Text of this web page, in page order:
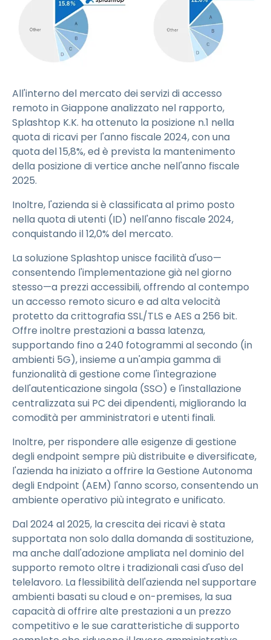
All'interno del mercato dei servizi di accesso
remoto in Giappone analizzato nel rapporto,
Splashtop K.K. ha ottenuto la posizione n.1 nella
quota di ricavi per l'anno fiscale 2024, con una
quota del 15,8%, ed è prevista la mantenimento
della posizione di vertice anche nell'anno fiscale
2025.
Inoltre, l'azienda si è classificata al primo posto
nella quota di utenti (ID) nell'anno fiscale 2024,
conquistando il 12,0% del mercato.
La soluzione Splashtop unisce facilità d'uso—
consentendo l'implementazione già nel giorno
stesso—a prezzi accessibili, offrendo al contempo
un accesso remoto sicuro e ad alta velocità
protetto da crittografia SSL/TLS e AES a 256 bit.
Offre inoltre prestazioni a bassa latenza,
supportando fino a 240 fotogrammi al secondo (in
ambienti 5G), insieme a un'ampia gamma di
funzionalità di gestione come l'integrazione
dell'autenticazione singola (SSO) e l'installazione
centralizzata sui PC dei dipendenti, migliorando la
comodità per amministratori e utenti finali.
Inoltre, per rispondere alle esigenze di gestione
degli endpoint sempre più distribuite e diversificate,
l'azienda ha iniziato a offrire la Gestione Autonoma
degli Endpoint (AEM) l'anno scorso, consentendo un
ambiente operativo più integrato e unificato.
Dal 2024 al 2025, la crescita dei ricavi è stata
supportata non solo dalla domanda di sostituzione,
ma anche dall'adozione ampliata nel dominio del
supporto remoto oltre i tradizionali casi d'uso del
telelavoro. La flessibilità dell'azienda nel supportare
ambienti basati su cloud e on-premises, la sua
capacità di offrire alte prestazioni a un prezzo
competitivo e le sue caratteristiche di supporto